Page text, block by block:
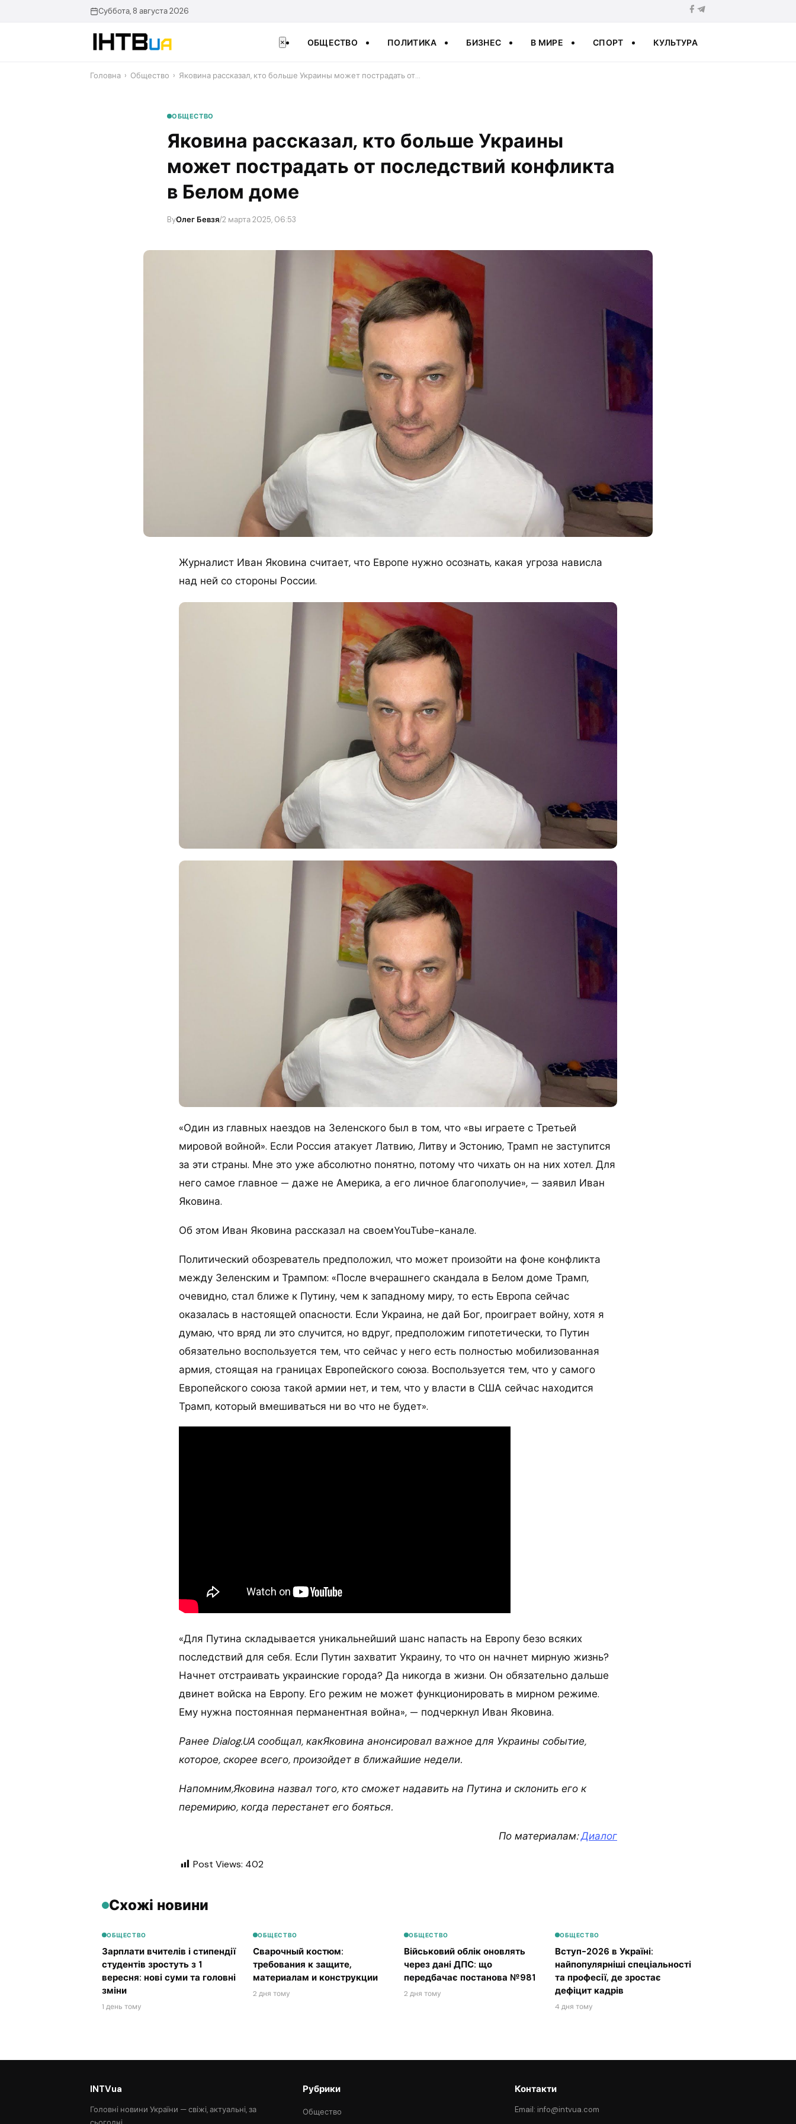
Суббота, 8 августа 2026
× ОБЩЕСТВО ПОЛИТИКА БИЗНЕС В МИРЕ СПОРТ КУЛЬТУРА
Головна › Общество › Яковина рассказал, кто больше Украины может пострадать от…
ОБЩЕСТВО
Яковина рассказал, кто больше Украины
может пострадать от последствий конфликта
в Белом доме
ByОлег Бевзя/2 марта 2025, 06:53
Журналист Иван Яковина считает, что Европе нужно осознать, какая угроза нависла
над ней со стороны России.
«Один из главных наездов на Зеленского был в том, что «вы играете с Третьей
мировой войной». Если Россия атакует Латвию, Литву и Эстонию, Трамп не заступится
за эти страны. Мне это уже абсолютно понятно, потому что чихать он на них хотел. Для
него самое главное — даже не Америка, а его личное благополучие», — заявил Иван
Яковина.
Об этом Иван Яковина рассказал на своемYouTube-канале.
Политический обозреватель предположил, что может произойти на фоне конфликта
между Зеленским и Трампом: «После вчерашнего скандала в Белом доме Трамп,
очевидно, стал ближе к Путину, чем к западному миру, то есть Европа сейчас
оказалась в настоящей опасности. Если Украина, не дай Бог, проиграет войну, хотя я
думаю, что вряд ли это случится, но вдруг, предположим гипотетически, то Путин
обязательно воспользуется тем, что сейчас у него есть полностью мобилизованная
армия, стоящая на границах Европейского союза. Воспользуется тем, что у самого
Европейского союза такой армии нет, и тем, что у власти в США сейчас находится
Трамп, который вмешиваться ни во что не будет».
«Для Путина складывается уникальнейший шанс напасть на Европу безо всяких
последствий для себя. Если Путин захватит Украину, то что он начнет мирную жизнь?
Начнет отстраивать украинские города? Да никогда в жизни. Он обязательно дальше
двинет войска на Европу. Его режим не может функционировать в мирном режиме.
Ему нужна постоянная перманентная война», — подчеркнул Иван Яковина.
Ранее Dialog.UA сообщал, какЯковина анонсировал важное для Украины событие,
которое, скорее всего, произойдет в ближайшие недели.
Напомним,Яковина назвал того, кто сможет надавить на Путина и склонить его к
перемирию, когда перестанет его бояться.
По материалам:Диалог
Post Views: 402
Схожі новини
ОБЩЕСТВО
Зарплати вчителів і стипендії
студентів зростуть з 1
вересня: нові суми та головні
зміни
1 день тому
ОБЩЕСТВО
Сварочный костюм:
требования к защите,
материалам и конструкции
2 дня тому
ОБЩЕСТВО
Військовий облік оновлять
через дані ДПС: що
передбачає постанова №981
2 дня тому
ОБЩЕСТВО
Вступ-2026 в Україні:
найпопулярніші спеціальності
та професії, де зростає
дефіцит кадрів
4 дня тому
INTVua
Головні новини України — свіжі, актуальні, за
Рубрики
Общество
Контакти
Email: info@intvua.com